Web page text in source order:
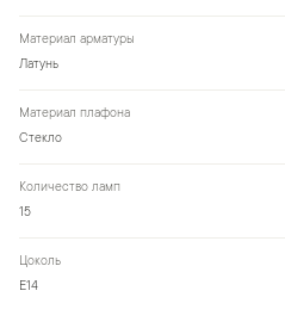
Материал арматуры
Латунь
Материал плафона
Стекло
Количество ламп
15
Цоколь
Е14